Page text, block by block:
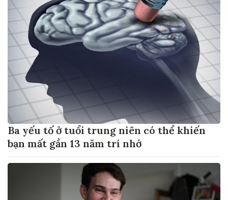
Ba yếu tố ở tuổi trung niên có thể khiến
bạn mất gần 13 năm trí nhớ